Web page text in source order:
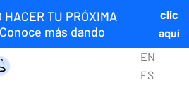
HACER TU PRÓXIMA
más dando
clic
aquí
EN
ES